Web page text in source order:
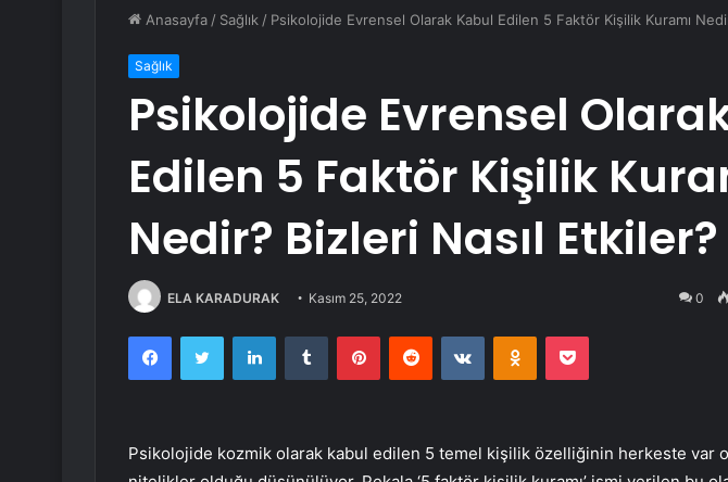
Anasayfa / Sağlık / Psikolojide Evrensel Olarak Kabul Edilen 5 Faktör Kişilik Kuramı
Sağlık
Psikolojide Evrensel
Edilen 5 Faktör Kişilik
Nedir? Bizleri Nasıl Etkiler?
ELA KARADURAK Kasım 25, 2022 0
FacebookTwitter LinkedInTumblr PinterestReddit VKontakteOdnoklassniki
Pocket
Psikolojide kozmik olarak kabul edilen 5 temel kişilik özelliğinin herkeste var